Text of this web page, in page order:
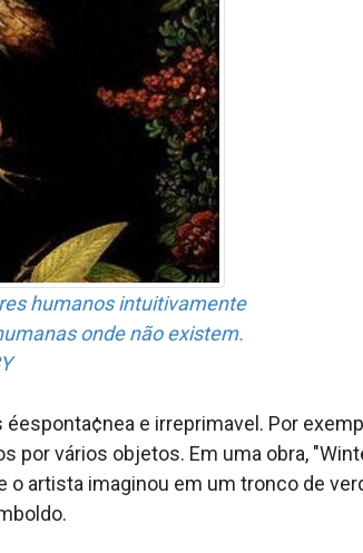
humanos intuitivamente
onde não existem.
e irreprima­vel. Por
por vários objetos. Em uma obra,
o artista imaginou em um tronco de